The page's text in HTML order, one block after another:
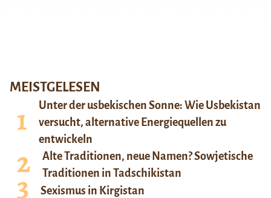
MEISTGELESEN
Unter der usbekischen Sonne: Wie Usbekistan
versucht, alternative Energiequellen zu
entwickeln
Alte Traditionen, neue Namen? Sowjetische
Traditionen in Tadschikistan
Sexismus in Kirgistan